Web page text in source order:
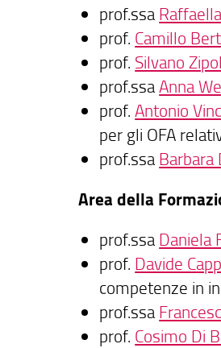
prof.ssa
prof. Camillo
prof. Silvano
prof.ssa Anna
prof. Antonio
per gli OFA
prof.ssa Barbara
Area della
prof.ssa Daniela
prof. Davide
competenze in
prof.ssa
prof. Cosimo Di